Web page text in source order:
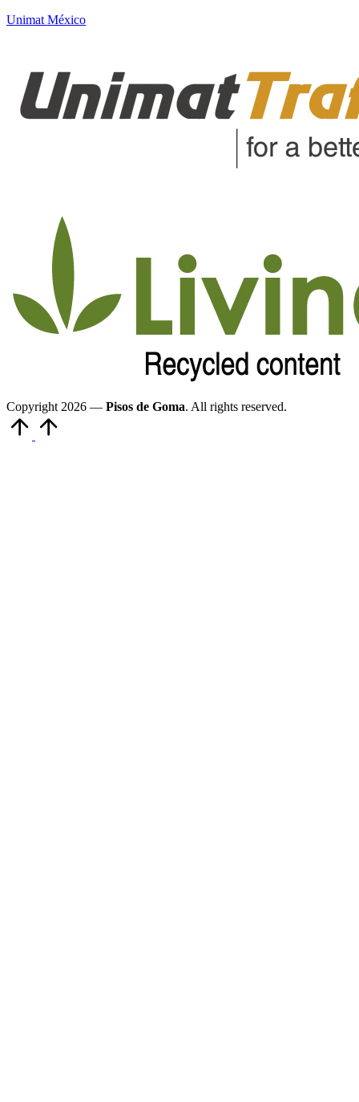
Unimat México
Copyright 2026 — Pisos de Goma. All rights reserved.